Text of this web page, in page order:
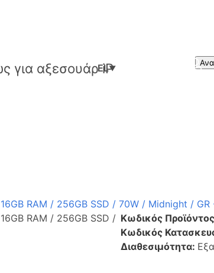
Search
EL▼
RAM / 256GB SSD / 70W / Midnight / GR
RAM / 256GB SSD / Κωδικός
Κωδικός
Διαθεσιμότητα: